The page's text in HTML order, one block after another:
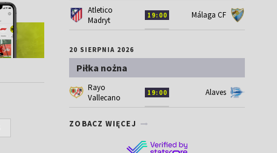
Atletico
Madryt
19:00 Málaga CF
20 SIERPNIA 2026
Piłka nożna
Rayo
Vallecano
19:00 Alaves
ZOBACZ WIĘCEJ